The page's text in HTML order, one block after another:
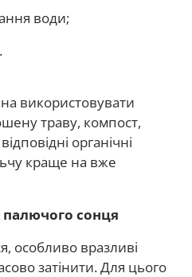
води;
використовувати
траву, компост,
органічні
краще на вже
палючого сонця
особливо вразливі
затінити. Для цього